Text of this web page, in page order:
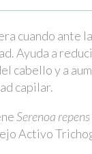
cuando ante la
Ayuda a
cabello y a
capilar.
Serenoa repens
Activo